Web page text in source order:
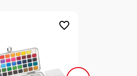
favorite_border